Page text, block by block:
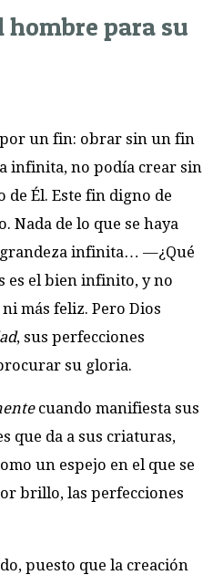
hombre para su
un fin: obrar sin un fin
infinita, no podía crear sin
Él. Este fin digno de
Nada de lo que se haya
grandeza infinita… —¿Qué
es el bien infinito, y no
más feliz. Pero Dios
, sus perfecciones
su gloria.
cuando manifiesta sus
que da a sus criaturas,
un espejo en el que se
brillo, las perfecciones
puesto que la creación